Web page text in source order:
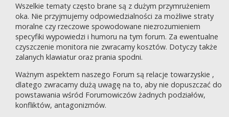
Wszelkie tematy często brane są z dużym przymrużeniem
oka. Nie przyjmujemy odpowiedzialności za możliwe straty
moralne czy rzeczowe spowodowane niezrozumieniem
specyfiki wypowiedzi i humoru na tym forum. Za ewentualne
czyszczenie monitora nie zwracamy kosztów. Dotyczy także
zalanych klawiatur oraz prania spodni.
Ważnym aspektem naszego Forum są relacje towarzyskie ,
dlatego zwracamy dużą uwagę na to, aby nie dopuszczać do
powstawania wśród Forumowiczów żadnych podziałów,
konfliktów, antagonizmów.